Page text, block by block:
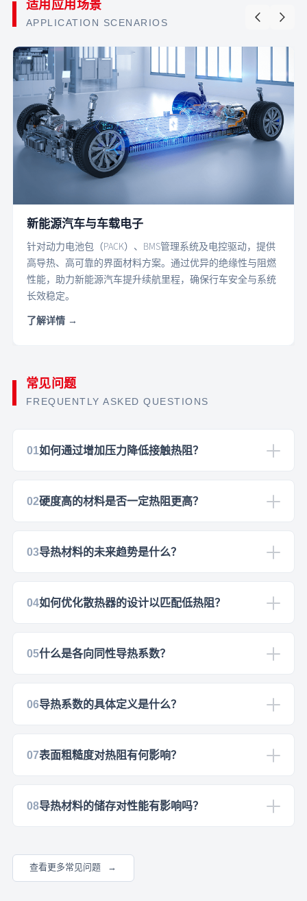
适用应用场景
APPLICATION SCENARIOS
新能源汽车与车载电子
针对动力电池包（PACK）、BMS管理系统及电控驱动，提供
高导热、高可靠的界面材料方案。通过优异的绝缘性与阻燃
性能，助力新能源汽车提升续航里程，确保行车安全与系统
长效稳定。
常见问题
FREQUENTLY ASKED QUESTIONS
01如何通过增加压力降低接触热阻？
02硬度高的材料是否一定热阻更高？
03导热材料的未来趋势是什么？
04如何优化散热器的设计以匹配低热阻？
05什么是各向同性导热系数？
06导热系数的具体定义是什么？
07表面粗糙度对热阻有何影响？
08导热材料的储存对性能有影响吗？
查看更多常见问题